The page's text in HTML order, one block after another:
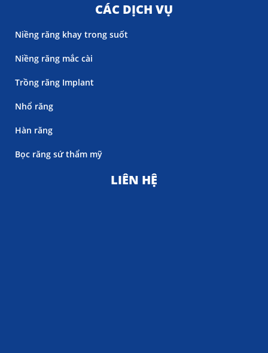
CÁC DỊCH VỤ
Niềng răng khay trong suốt
Niềng răng mắc cài
Trồng răng Implant
Nhổ răng
Hàn răng
Bọc răng sứ thẩm mỹ
LIÊN HỆ